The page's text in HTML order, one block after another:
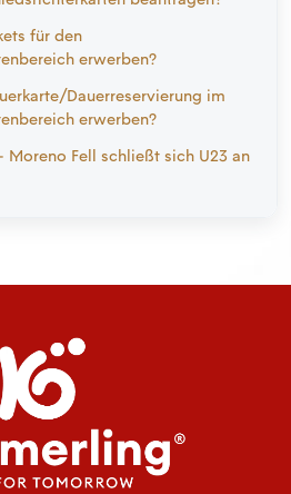
für den
erwerben?
Dauerreservierung im
erwerben?
Moreno Fell schließt sich U23 an